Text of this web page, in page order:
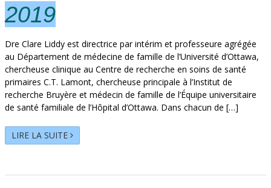
2019
Dre Clare Liddy est directrice par intérim et professeure agrégée
au Département de médecine de famille de l’Université d’Ottawa,
chercheuse clinique au Centre de recherche en soins de santé
primaires C.T. Lamont, chercheuse principale à l’Institut de
recherche Bruyère et médecin de famille de l’Équipe universitaire
de santé familiale de l’Hôpital d’Ottawa. Dans chacun de […]
LIRE LA SUITE